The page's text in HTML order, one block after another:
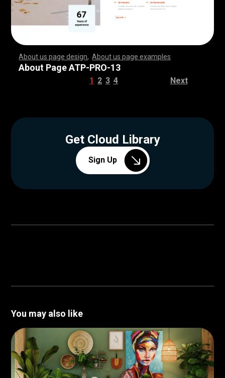
About us page design ,About us page examples
,,,,,,,,,,,,,,,,,,,,,,,, ,,,,,,,,,,,,,,,,,,,,,,,,,,,
,,,,,,,,,,,,,,,,,,,,,,,, ,,,,,,,,,,,,,,,,,,,,,,,,,,,
,,,,,,,,,,,,,,,,,,,,,,,, ,,,,,,,,,,,,,,,,,,,,,,,,,,,
,,,,,,,,,,,,,,,,,,,,,,,, ,,,,,,,,,,,,,,,,,,,,,,,,,,,
,,,,,,,,,,,,,,,,,,,,,,,, ,,,,,,,,,,,,,,,,,,,,,,,,,,,
,,,,,,,,,,,,,,,,,,,,,,,, ,,,,,,,,,,,,,,,,,,,,,,,,,,,
,,,,,,,,,,,,,,,,,,,,,,,, ,,,,,,,,,,,,,,,,,,,,,,,,,,,
,,,,,,,,,,,,,,,,,,,,,,,, ,,,,,,,,,,,,
About Page ATP-PRO-13
1 2 3 4 Next
Get Cloud Library
Sign Up
You may also like